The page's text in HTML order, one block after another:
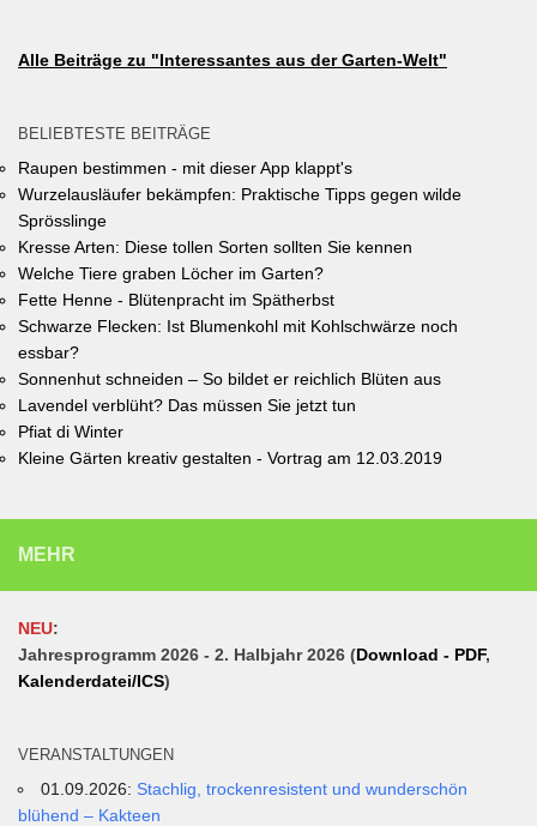
das Anmeldeformular siehe auf den Seiten der Gemeinde
Alle Beiträge zu "Interessantes aus der Garten-Welt"
BELIEBTESTE BEITRÄGE
Raupen bestimmen - mit dieser App klappt's
Wurzelausläufer bekämpfen: Praktische Tipps gegen wilde
Sprösslinge
Kresse Arten: Diese tollen Sorten sollten Sie kennen
Welche Tiere graben Löcher im Garten?
Fette Henne - Blütenpracht im Spätherbst
Schwarze Flecken: Ist Blumenkohl mit Kohlschwärze noch
essbar?
Sonnenhut schneiden – So bildet er reichlich Blüten aus
Lavendel verblüht? Das müssen Sie jetzt tun
Pfiat di Winter
Kleine Gärten kreativ gestalten - Vortrag am 12.03.2019
MEHR
NEU:
Jahresprogramm 2026 - 2. Halbjahr 2026 (Download - PDF,
Kalenderdatei/ICS)
VERANSTALTUNGEN
01.09.2026: Stachlig, trockenresistent und wunderschön
blühend – Kakteen